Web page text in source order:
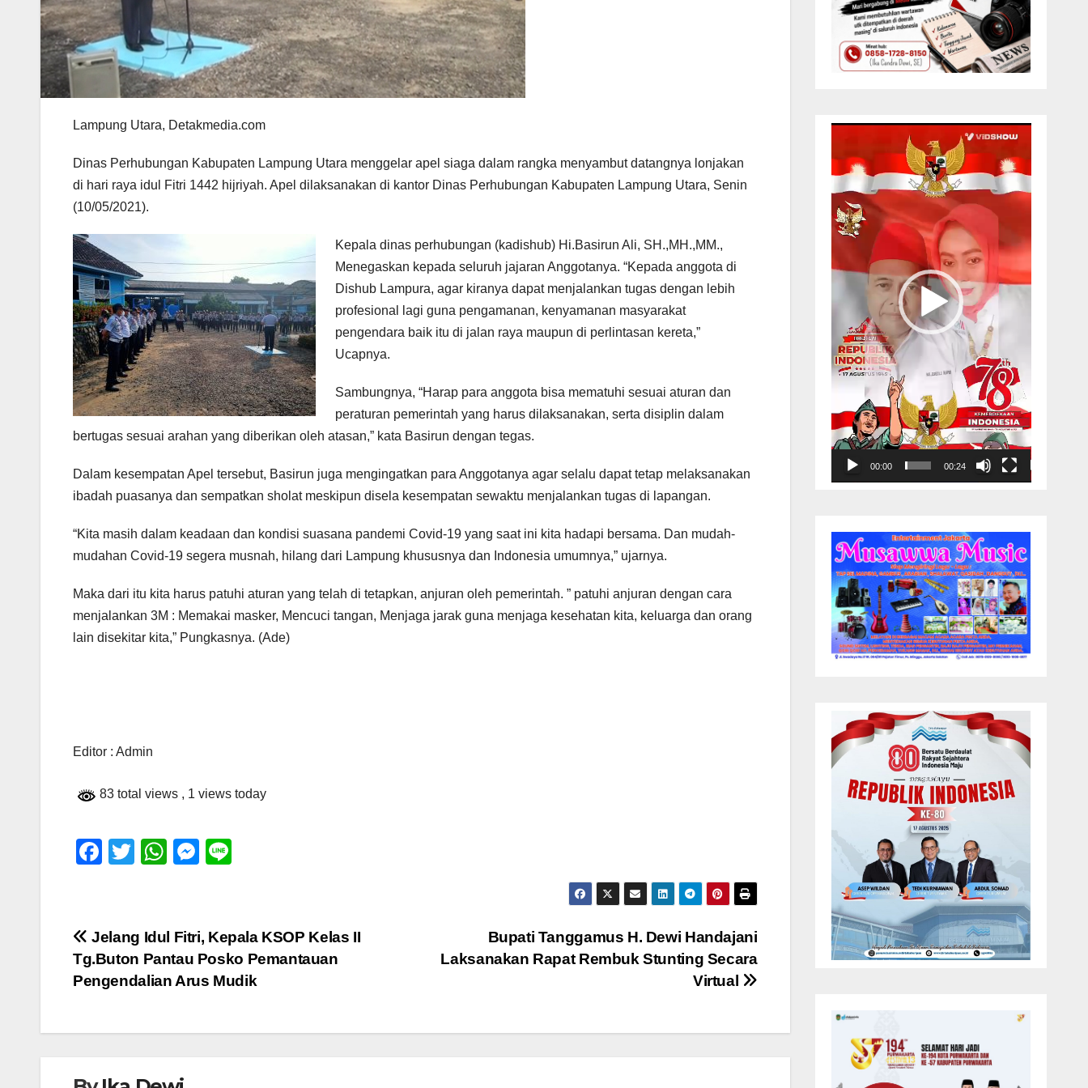
Lampung Utara, Detakmedia.com
Dinas Perhubungan Kabupaten Lampung Utara menggelar apel siaga dalam rangka menyambut datangnya lonjakan
di hari raya idul Fitri 1442 hijriyah. Apel dilaksanakan di kantor Dinas Perhubungan Kabupaten Lampung Utara, Senin
(10/05/2021).
Kepala dinas perhubungan (kadishub) Hi.Basirun Ali, SH.,MH.,MM.,
Menegaskan kepada seluruh jajaran Anggotanya. “Kepada anggota di
Dishub Lampura, agar kiranya dapat menjalankan tugas dengan lebih
profesional lagi guna pengamanan, kenyamanan masyarakat
pengendara baik itu di jalan raya maupun di perlintasan kereta,”
Ucapnya.
Sambungnya, “Harap para anggota bisa mematuhi sesuai aturan dan
peraturan pemerintah yang harus dilaksanakan, serta disiplin dalam
bertugas sesuai arahan yang diberikan oleh atasan,” kata Basirun dengan tegas.
Dalam kesempatan Apel tersebut, Basirun juga mengingatkan para Anggotanya agar selalu dapat tetap melaksanakan
ibadah puasanya dan sempatkan sholat meskipun disela kesempatan sewaktu menjalankan tugas di lapangan.
“Kita masih dalam keadaan dan kondisi suasana pandemi Covid-19 yang saat ini kita hadapi bersama. Dan mudah-
mudahan Covid-19 segera musnah, hilang dari Lampung khususnya dan Indonesia umumnya,” ujarnya.
Maka dari itu kita harus patuhi aturan yang telah di tetapkan, anjuran oleh pemerintah. ” patuhi anjuran dengan cara
menjalankan 3M : Memakai masker, Mencuci tangan, Menjaga jarak guna menjaga kesehatan kita, keluarga dan orang
lain disekitar kita,” Pungkasnya. (Ade)
Editor : Admin
83 total views , 1 views today
F
e
b
o
k
T
er
W
s
A
p
M
e
n
g
Navigasi
pos
Bupati Tanggamus H. Dewi Handajani
Laksanakan Rapat Rembuk Stunting Secara
Virtual
Jelang Idul Fitri, Kepala KSOP Kelas II
Tg.Buton Pantau Posko Pemantauan
Pengendalian Arus Mudik
Video
00:00 00:24